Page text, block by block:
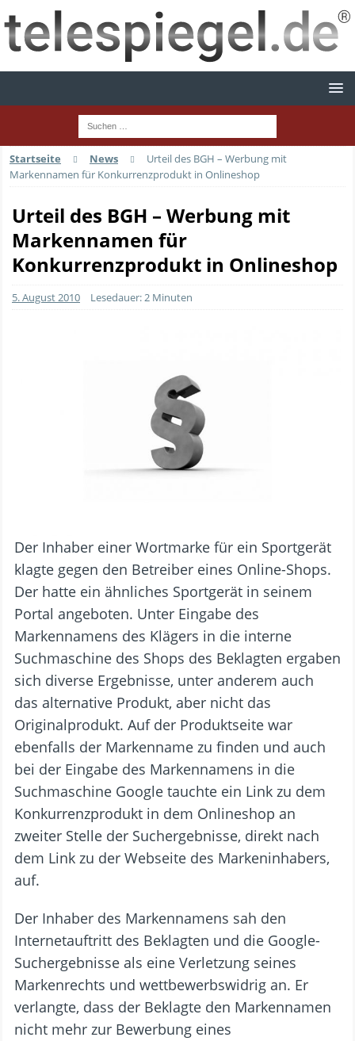
Startseite News
Urteil des BGH – Werbung mit
Markennamen für Konkurrenzprodukt in Onlineshop
Urteil des BGH – Werbung mit
Markennamen für
Konkurrenzprodukt in Onlineshop
5. August 2010 Lesedauer: 2 Minuten
Der Inhaber einer Wortmarke für ein Sportgerät
klagte gegen den Betreiber eines Online-Shops.
Der hatte ein ähnliches Sportgerät in seinem
Portal angeboten. Unter Eingabe des
Markennamens des Klägers in die interne
Suchmaschine des Shops des Beklagten ergaben
sich diverse Ergebnisse, unter anderem auch
das alternative Produkt, aber nicht das
Originalprodukt. Auf der Produktseite war
ebenfalls der Markenname zu finden und auch
bei der Eingabe des Markennamens in die
Suchmaschine Google tauchte ein Link zu dem
Konkurrenzprodukt in dem Onlineshop an
zweiter Stelle der Suchergebnisse, direkt nach
dem Link zu der Webseite des Markeninhabers,
auf.
Der Inhaber des Markennamens sah den
Internetauftritt des Beklagten und die Google-
Suchergebnisse als eine Verletzung seines
Markenrechts und wettbewerbswidrig an. Er
verlangte, dass der Beklagte den Markennamen
nicht mehr zur Bewerbung eines